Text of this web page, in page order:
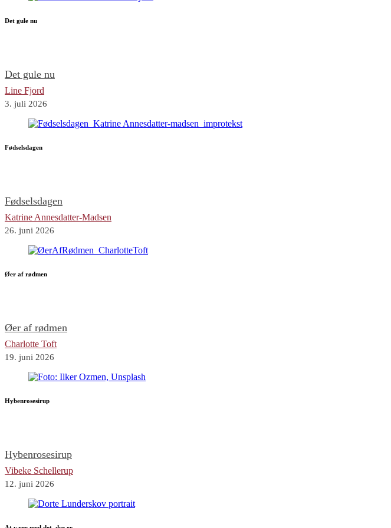
Det gule nu
Det gule nu
Line Fjord
3. juli 2026
Fødselsdagen
Fødselsdagen
Katrine Annesdatter-Madsen
26. juni 2026
Øer af rødmen
Øer af rødmen
Charlotte Toft
19. juni 2026
Hybenrosesirup
Hybenrosesirup
Vibeke Schellerup
12. juni 2026